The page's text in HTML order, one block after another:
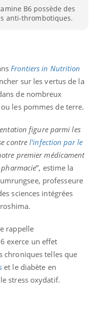
B6 possède des
anti-thrombotiques.
Frontiers in Nutrition
sur les vertus de la
de nombreux
les pommes de terre.
figure parmi les
contrel'infection par le
premier médicament
”, estime la
professeure
sciences intégrées
rappelle
exerce un effet
chroniques telles que
et le diabète en
stress oxydatif.